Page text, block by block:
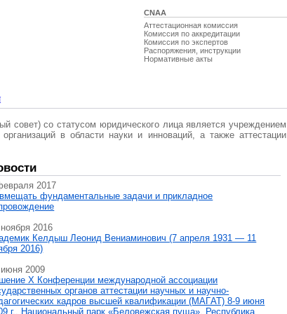
CNAA
Аттестационная комиссия
Комиссия по аккредитации
Комиссия по экспертов
Распоряжения, инструкции
Нормативные акты
совет) со статусом юридического лица является учреждением
в области науки и инноваций, а также аттестации
2017
фундаментальные задачи и прикладное
2016
Келдыш Леонид Вениаминович (7 апреля 1931 — 11
2016)
2009
X Конференции международной ассоциации
органов аттестации научных и научно-
кадров высшей квалификации (МАГAT) 8-9 июня
г., Национальный парк «Беловежская пуща», Республика